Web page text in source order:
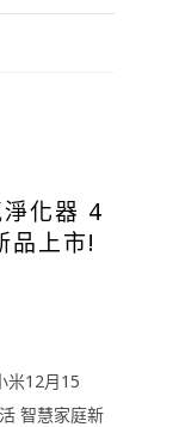
化器 4
品上市!
米12月15
智慧家庭新